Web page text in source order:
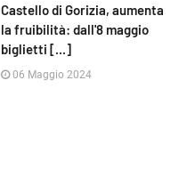
Castello di Gorizia, aumenta
la fruibilità: dall'8 maggio
biglietti [...]
06 Maggio 2024